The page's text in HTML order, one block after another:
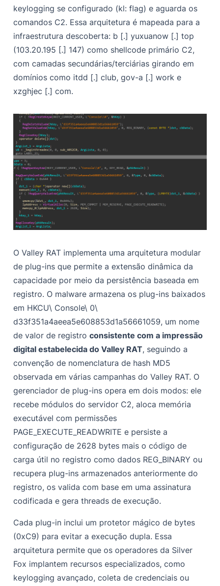
keylogging se configurado (kl: flag) e aguarda os
comandos C2. Essa arquitetura é mapeada para a
infraestrutura descoberta: b [.] yuxuanow [.] top
(103.20.195 [.] 147) como shellcode primário C2,
com camadas secundárias/terciárias girando em
domínios como itdd [.] club, gov-a [.] work e
xzghjec [.] com.
O Valley RAT implementa uma arquitetura modular
de plug-ins que permite a extensão dinâmica da
capacidade por meio da persistência baseada em
registro. O malware armazena os plug-ins baixados
em HKCU\ Console\ 0\
d33f351a4aeea5e608853d1a56661059, um nome
de valor de registroconsistente com a impressão
digital estabelecida do Valley RAT, seguindo a
convenção de nomenclatura de hash MD5
observada em várias campanhas do Valley RAT. O
gerenciador de plug-ins opera em dois modos: ele
recebe módulos do servidor C2, aloca memória
executável com permissões
PAGE_EXECUTE_READWRITE e persiste a
configuração de 2628 bytes mais o código de
carga útil no registro como dados REG_BINARY ou
recupera plug-ins armazenados anteriormente do
registro, os valida com base em uma assinatura
codificada e gera threads de execução.
Cada plug-in inclui um protetor mágico de bytes
(0xC9) para evitar a execução dupla. Essa
arquitetura permite que os operadores da Silver
Fox implantem recursos especializados, como
keylogging avançado, coleta de credenciais ou